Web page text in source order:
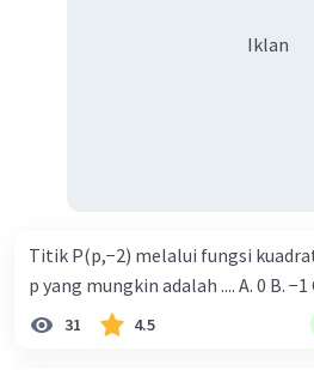
Iklan
Titik P(p,−2) melalui fungsi
p yang mungkin adalah .... A. 0 B. −1
31 4.5